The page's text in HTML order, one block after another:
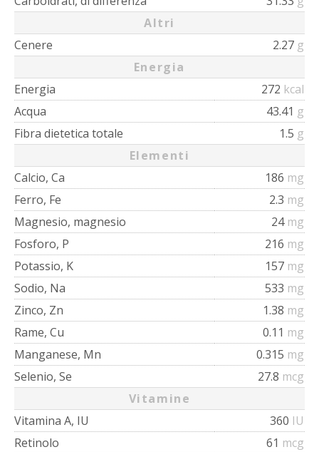
Altri
Cenere
2.27 g
Energia
Energia
272 kcal
Acqua
43.41 g
Fibra dietetica totale
1.5 g
Elementi
Calcio, Ca
186 mg
Ferro, Fe
2.3 mg
Magnesio, magnesio
24 mg
Fosforo, P
216 mg
Potassio, K
157 mg
Sodio, Na
533 mg
Zinco, Zn
1.38 mg
Rame, Cu
0.11 mg
Manganese, Mn
0.315 mg
Selenio, Se
27.8 mcg
Vitamine
Vitamina A, IU
360 IU
Retinolo
61 mcg